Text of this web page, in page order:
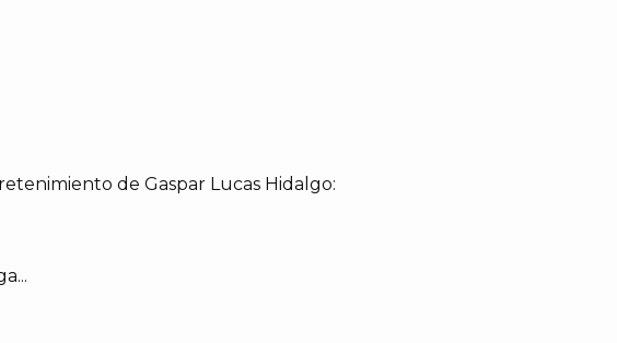
de Gaspar Lucas Hidalgo: